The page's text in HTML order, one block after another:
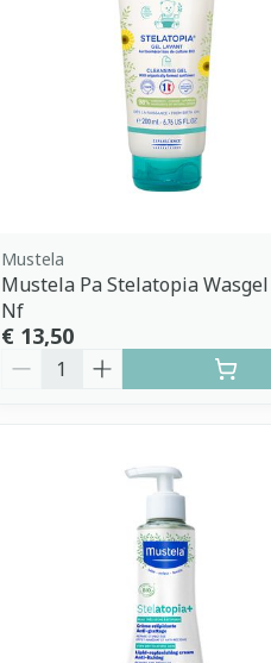
Mustela
Mustela Pa Stelatopia
Nf
€ 13,50
Aantal